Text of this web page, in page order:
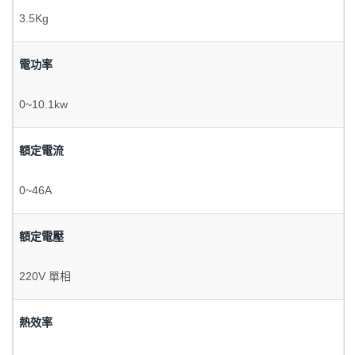
3.5Kg
電功率
0~10.1kw
額定電流
0~46A
額定電壓
220V 單相
熱效率